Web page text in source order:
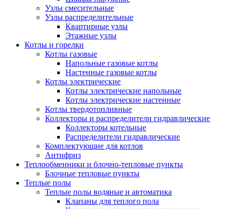
Узлы смесительные
Узлы распределительные
Квартирные узлы
Этажные узлы
Котлы и горелки
Котлы газовые
Напольные газовые котлы
Настенные газовые котлы
Котлы электрические
Котлы электрические напольные
Котлы электрические настенные
Котлы твердотопливные
Коллекторы и распределители гидравлические
Коллекторы котельные
Распределители гидравлические
Комплектующие для котлов
Антифриз
Теплообменники и блочно-тепловые пункты
Блочные тепловые пункты
Теплые полы
Теплые полы водяные и автоматика
Клапаны для теплого пола